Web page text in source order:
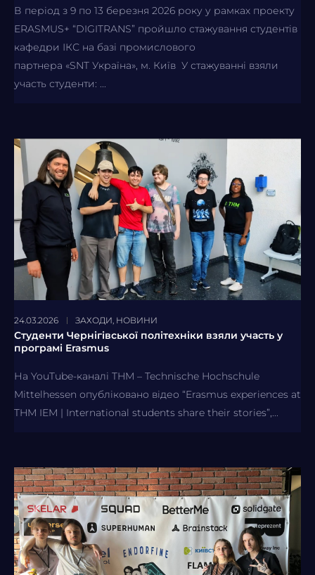
В період з 9 по 13 березня 2026 року у рамках проекту
ERASMUS+ “DIGITRANS” пройшло стажування студентів
кафедри ІКС на базі промислового
партнера «SNT Україна», м. Київ У стажуванні взяли
участь студенти: ...
24.03.2026 ЗАХОДИ НОВИНИ
Студенти Чернігівської політехніки взяли участь у
програмі Erasmus
На YouTube-каналі THM – Technische Hochschule
Mittelhessen опубліковано відео “Erasmus experiences at
THM IEM | International students share their stories”,...